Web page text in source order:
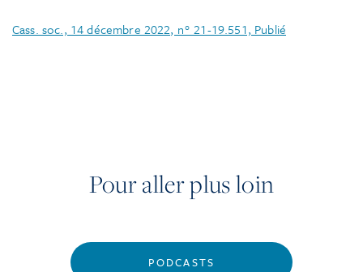
Cass. soc., 14 décembre 2022, n° 21-19.551, Publié
Pour aller plus loin
PODCASTS